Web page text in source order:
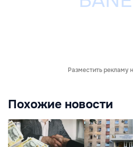
Разместить рекламу
Похожие новости